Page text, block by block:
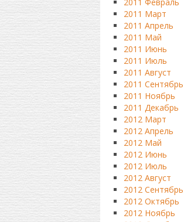
2011 Март
2011 Апрель
2011 Май
2011 Июнь
2011 Июль
2011 Август
2011 Сентябрь
2011 Ноябрь
2011 Декабрь
2012 Март
2012 Апрель
2012 Май
2012 Июнь
2012 Июль
2012 Август
2012 Сентябрь
2012 Октябрь
2012 Ноябрь